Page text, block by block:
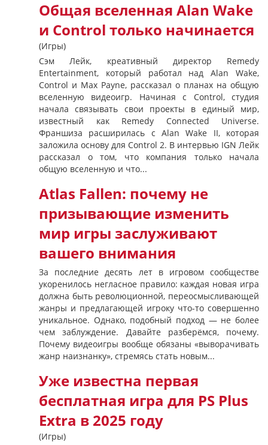
Общая вселенная Alan Wake
и Control только начинается
(Игры)
Сэм Лейк, креативный директор Remedy
Entertainment, который работал над Alan Wake,
Control и Max Payne, рассказал о планах на общую
вселенную видеоигр. Начиная с Control, студия
начала связывать свои проекты в единый мир,
известный как Remedy Connected Universe.
Франшиза расширилась с Alan Wake II, которая
заложила основу для Control 2. В интервью IGN Лейк
рассказал о том, что компания только начала
общую вселенную и что...
Atlas Fallen: почему не
призывающие изменить
мир игры заслуживают
вашего внимания
За последние десять лет в игровом сообществе
укоренилось негласное правило: каждая новая игра
должна быть революционной, переосмысливающей
жанры и предлагающей игроку что-то совершенно
уникальное. Однако, подобный подход — не более
чем заблуждение. Давайте разберёмся, почему.
Почему видеоигры вообще обязаны «выворачивать
жанр наизнанку», стремясь стать новым...
Уже известна первая
бесплатная игра для PS Plus
Extra в 2025 году
(Игры)